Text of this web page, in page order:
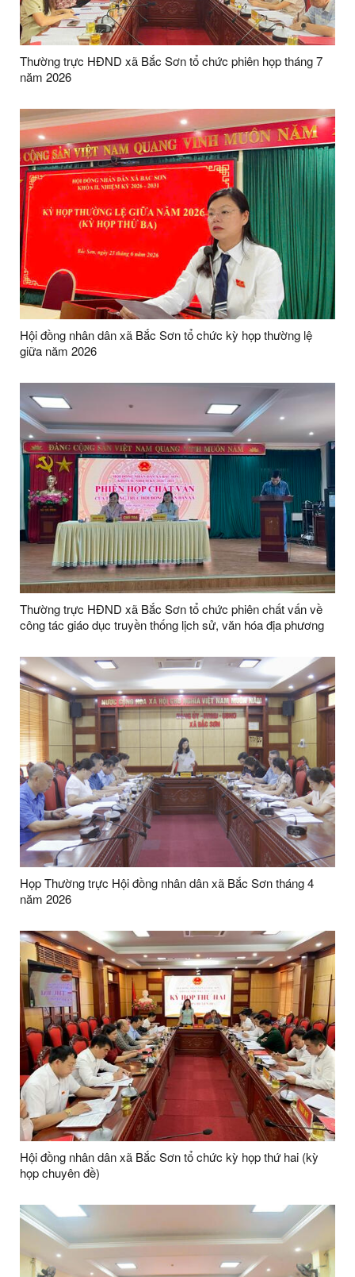
Thường trực HĐND xã Bắc Sơn tổ chức phiên họp tháng 7
năm 2026
Hội đồng nhân dân xã Bắc Sơn tổ chức kỳ họp thường lệ
giữa năm 2026
Thường trực HĐND xã Bắc Sơn tổ chức phiên chất vấn về
công tác giáo dục truyền thống lịch sử, văn hóa địa phương
Họp Thường trực Hội đồng nhân dân xã Bắc Sơn tháng 4
năm 2026
Hội đồng nhân dân xã Bắc Sơn tổ chức kỳ họp thứ hai (kỳ
họp chuyên đề)